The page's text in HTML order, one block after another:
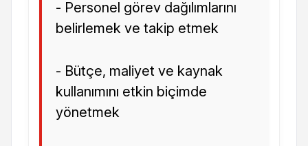
- Personel görev dağılımlarını
belirlemek ve takip etmek
- Bütçe, maliyet ve kaynak
kullanımını etkin biçimde
yönetmek